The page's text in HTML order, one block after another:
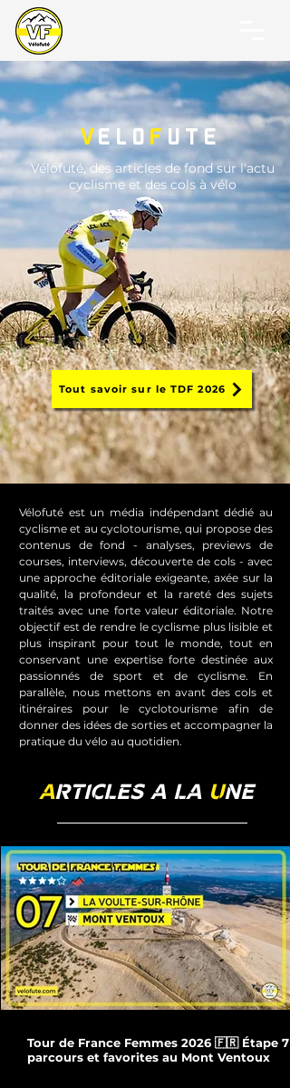
velo fute
Vélofuté, des articles de fond sur l'actu
cyclisme et des cols à vélo
Tout savoir sur le TDF 2026
Vélofuté est un média indépendant dédié au
cyclisme et au cyclotourisme, qui propose des
contenus de fond - analyses, previews de
courses, interviews, découverte de cols - avec
une approche éditoriale exigeante, axée sur la
qualité, la profondeur et la rareté des sujets
traités avec une forte valeur éditoriale. Notre
objectif est de rendre le cyclisme plus lisible et
plus inspirant pour tout le monde, tout en
conservant une expertise forte destinée aux
passionnés de sport et de cyclisme. En
parallèle, nous mettons en avant des cols et
itinéraires pour le cyclotourisme afin de
donner des idées de sorties et accompagner la
pratique du vélo au quotidien.
ARTICLES A LA UNE
Tour de France Femmes 2026 🇫🇷 Étape 7 :
parcours et favorites au Mont Ventoux